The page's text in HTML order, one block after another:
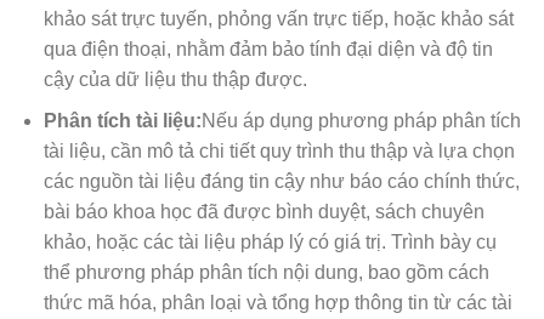
khảo sát trực tuyến, phỏng vấn trực tiếp, hoặc khảo sát
qua điện thoại, nhằm đảm bảo tính đại diện và độ tin
cậy của dữ liệu thu thập được.
Phân tích tài liệu:Nếu áp dụng phương pháp phân tích
tài liệu, cần mô tả chi tiết quy trình thu thập và lựa chọn
các nguồn tài liệu đáng tin cậy như báo cáo chính thức,
bài báo khoa học đã được bình duyệt, sách chuyên
khảo, hoặc các tài liệu pháp lý có giá trị. Trình bày cụ
thể phương pháp phân tích nội dung, bao gồm cách
thức mã hóa, phân loại và tổng hợp thông tin từ các tài